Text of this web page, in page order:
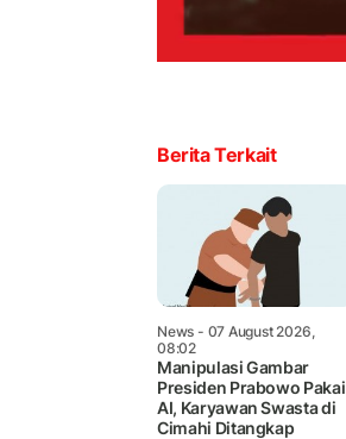
Berita Terkait
News - 07 August 2026,
08:02
Manipulasi Gambar
Presiden Prabowo Pakai
AI, Karyawan Swasta di
Cimahi Ditangkap